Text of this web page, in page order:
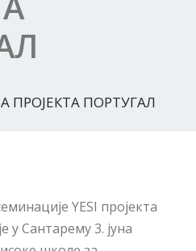
ПРОЈЕКТА ПОРТУГАЛ
YESI пројекта
у Сантарему 3. јуна